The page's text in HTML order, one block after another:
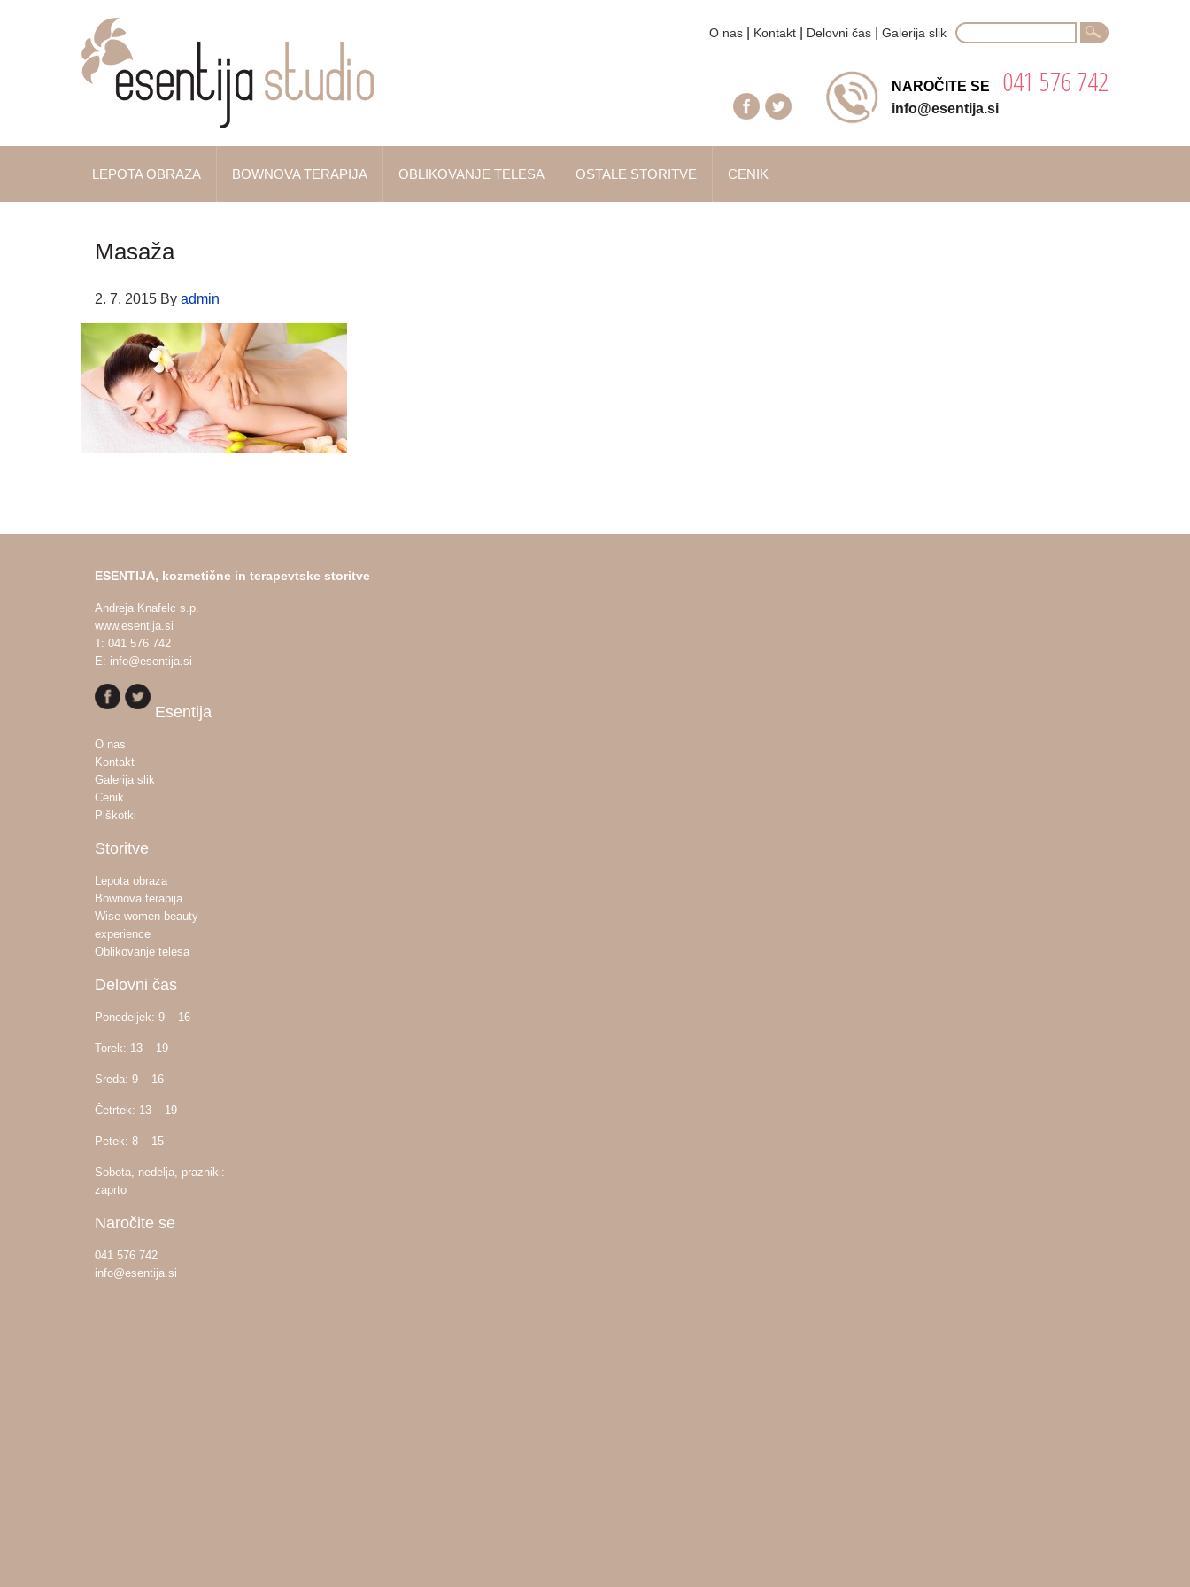
O nas Kontakt Delovni čas Galerija slik
Search
NAROČITE SE 041 576 742
info@esentija.si
LEPOTA OBRAZA BOWNOVA TERAPIJA OBLIKOVANJE TELESA OSTALE STORITVE CENIK
Masaža
2. 7. 2015 By admin
ESENTIJA, kozmetične in terapevtske storitve
Andreja Knafelc s.p.
www.esentija.si
T: 041 576 742
E: info@esentija.si
Esentija
O nas
Kontakt
Galerija slik
Cenik
Piškotki
Storitve
Lepota obraza
Bownova terapija
Wise women beauty
experience
Oblikovanje telesa
Delovni čas
Ponedeljek: 9 – 16
Torek: 13 – 19
Sreda: 9 – 16
Četrtek: 13 – 19
Petek: 8 – 15
Sobota, nedelja, prazniki:
zaprto
Naročite se
041 576 742
info@esentija.si